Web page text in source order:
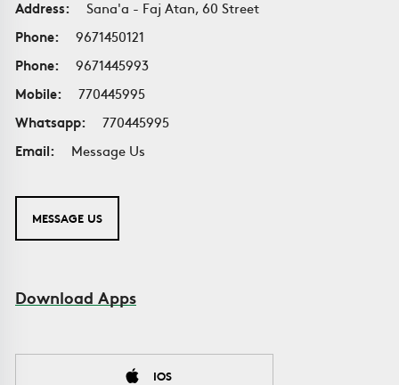
Address:
Sana'a - Faj Atan, 60 Street
Phone:
9671450121
Phone:
9671445993
Mobile:
770445995
Whatsapp:
770445995
Email:
Message Us
MESSAGE US
Download Apps
IOS